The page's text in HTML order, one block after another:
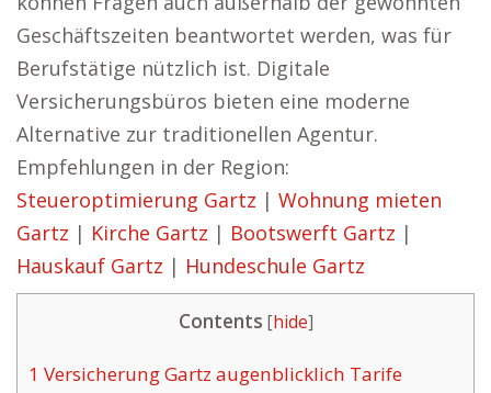
Geschäftszeiten beantwortet werden, was für
Berufstätige nützlich ist. Digitale
Versicherungsbüros bieten eine moderne
Alternative zur traditionellen Agentur.
Empfehlungen in der Region:
Steueroptimierung Gartz | Wohnung mieten
Gartz | Kirche Gartz | Bootswerft Gartz |
Hauskauf Gartz | Hundeschule Gartz
Contents [hide]
1 Versicherung Gartz augenblicklich Tarife